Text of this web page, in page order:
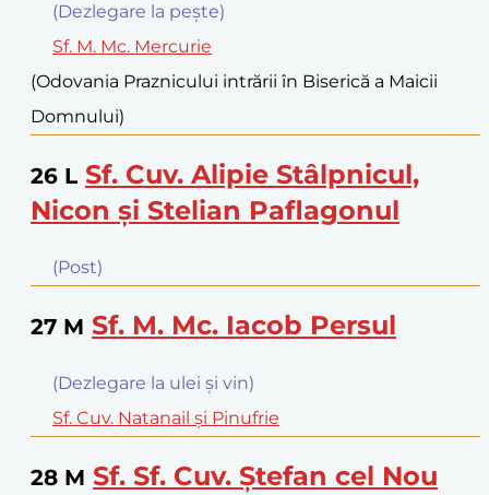
(Dezlegare la peşte)
Sf. M. Mc. Mercurie
(Odovania Praznicului intrării în Biserică a Maicii
Domnului)
26 L Sf. Cuv. Alipie Stâlpnicul,
Nicon şi Stelian Paflagonul
(Post)
27 M Sf. M. Mc. Iacob Persul
(Dezlegare la ulei şi vin)
Sf. Cuv. Natanail şi Pinufrie
28 M Sf. Sf. Cuv. Ştefan cel Nou